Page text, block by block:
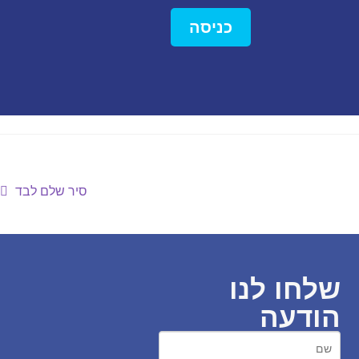
כניסה
סיר שלם לבד
שלחו לנו
הודעה